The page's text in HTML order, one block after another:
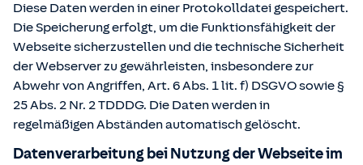
Diese Daten werden in einer Protokolldatei gespeichert.
Die Speicherung erfolgt, um die Funktionsfähigkeit der
Webseite sicherzustellen und die technische Sicherheit
der Webserver zu gewährleisten, insbesondere zur
Abwehr von Angriffen, Art. 6 Abs. 1 lit. f) DSGVO sowie §
25 Abs. 2 Nr. 2 TDDDG. Die Daten werden in
regelmäßigen Abständen automatisch gelöscht.
Datenverarbeitung bei Nutzung der Webseite im